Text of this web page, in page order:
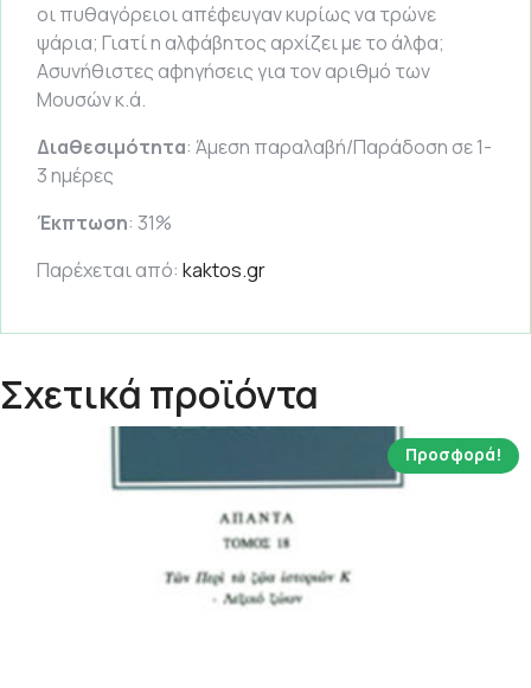
οι πυθαγόρειοι απέφευγαν κυρίως να τρώνε
ψάρια; Γιατί η αλφάβητος αρχίζει με το άλφα;
Ασυνήθιστες αφηγήσεις για τον αριθμό των
Μουσών κ.ά.
Διαθεσιμότητα: Άμεση παραλαβή/Παράδοση σε 1-
3 ημέρες
Έκπτωση: 31%
Παρέχεται από: kaktos.gr
Σχετικά προϊόντα
Προσφορά!